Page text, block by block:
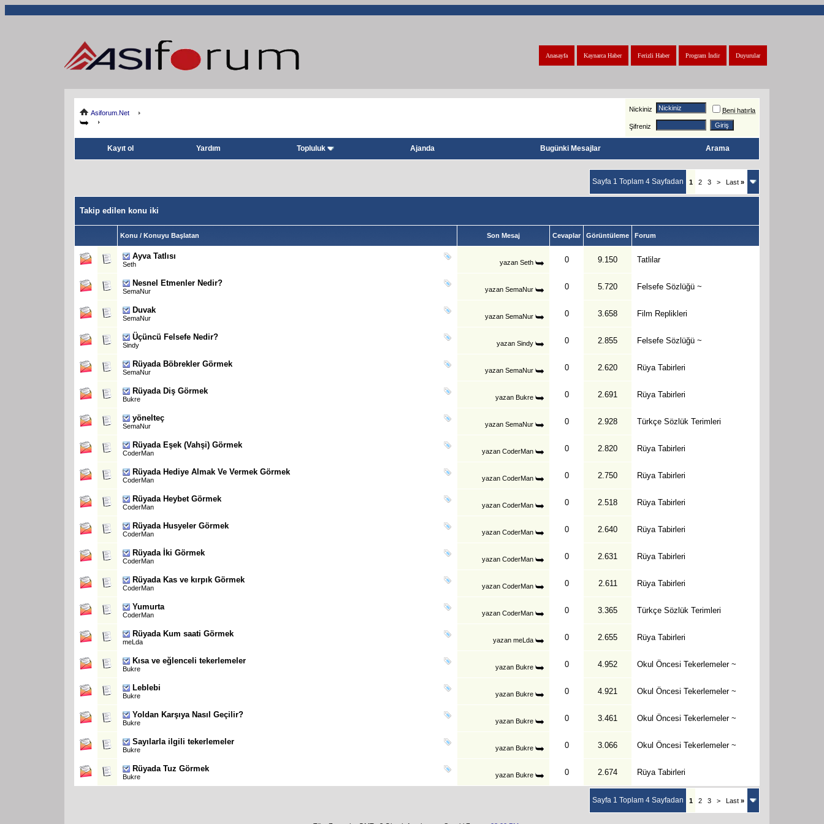
Duyurular
Program İndir
Ferizli Haber
Kaynarca Haber
Anasayfa
Asiforum.Net Nickiniz Beni hatırla
Şifreniz
Kayıt ol Yardım Topluluk Ajanda Bugünki Mesajlar Arama
Sayfa 1 Toplam 4 Sayfadan 1 2 3 > Last »
Takip edilen konu iki
Konu / Konuyu Başlatan Son Mesaj Cevaplar Görüntüleme Forum
Ayva Tatlısı
Seth yazan Seth 0 9.150 Tatlilar
Nesnel Etmenler Nedir?
SemaNur yazan SemaNur 0 5.720 Felsefe Sözlüğü ~
Duvak
SemaNur yazan SemaNur 0 3.658 Film Replikleri
Üçüncü Felsefe Nedir?
Sindy yazan Sindy 0 2.855 Felsefe Sözlüğü ~
Rüyada Böbrekler Görmek
SemaNur yazan SemaNur 0 2.620 Rüya Tabirleri
Rüyada Diş Görmek
Bukre yazan Bukre 0 2.691 Rüya Tabirleri
yönelteç
SemaNur yazan SemaNur 0 2.928 Türkçe Sözlük Terimleri
Rüyada Eşek (Vahşi) Görmek
CoderMan yazan CoderMan 0 2.820 Rüya Tabirleri
Rüyada Hediye Almak Ve Vermek Görmek
CoderMan yazan CoderMan 0 2.750 Rüya Tabirleri
Rüyada Heybet Görmek
CoderMan yazan CoderMan 0 2.518 Rüya Tabirleri
Rüyada Husyeler Görmek
CoderMan yazan CoderMan 0 2.640 Rüya Tabirleri
Rüyada İki Görmek
CoderMan yazan CoderMan 0 2.631 Rüya Tabirleri
Rüyada Kas ve kırpık Görmek
CoderMan yazan CoderMan 0 2.611 Rüya Tabirleri
Yumurta
CoderMan yazan CoderMan 0 3.365 Türkçe Sözlük Terimleri
Rüyada Kum saati Görmek
meLda yazan meLda 0 2.655 Rüya Tabirleri
Kısa ve eğlenceli tekerlemeler
Bukre yazan Bukre 0 4.952 Okul Öncesi Tekerlemeler ~
Leblebi
Bukre yazan Bukre 0 4.921 Okul Öncesi Tekerlemeler ~
Yoldan Karşıya Nasıl Geçilir?
Bukre yazan Bukre 0 3.461 Okul Öncesi Tekerlemeler ~
Sayılarla ilgili tekerlemeler
Bukre yazan Bukre 0 3.066 Okul Öncesi Tekerlemeler ~
Rüyada Tuz Görmek
Bukre yazan Bukre 0 2.674 Rüya Tabirleri
Sayfa 1 Toplam 4 Sayfadan 1 2 3 > Last »